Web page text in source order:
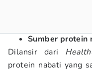
Sumber protein
Dilansir dari
protein nabati yang